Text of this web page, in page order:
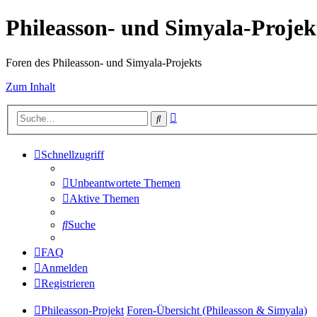
Phileasson- und Simyala-
Foren des Phileasson- und Simyala-Projekts
Zum Inhalt
Suche
Schnellzugriff
Unbeantwortete Themen
Aktive Themen
Suche
FAQ
Anmelden
Registrieren
Phileasson-Projekt Foren-Übersicht (Phileasson & Simyala)